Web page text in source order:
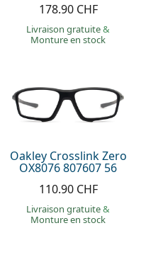
178.90 CHF
Livraison gratuite&
Monture en stock
Oakley Crosslink Zero
OX8076 807607 56
110.90 CHF
Livraison gratuite&
Monture en stock